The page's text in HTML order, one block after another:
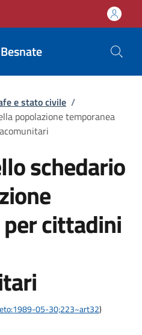
e stato civile /
popolazione temporanea
schedario
cittadini
05-30;223~art32)